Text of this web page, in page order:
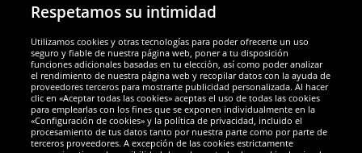
Socios y seguridad
Galardones
Respetamos su intimidad
Utilizamos cookies y otras tecnologías para poder ofrecerte un uso
seguro y fiable de nuestra página web, poner a tu disposición
funciones adicionales basadas en tu elección, así como poder analizar
el rendimiento de nuestra página web y recopilar datos con la ayuda de
proveedores terceros para mostrarte publicidad personalizada. Al hacer
clic en «Aceptar todas las cookies» aceptas el uso de todas las cookies
para emplearlas con los fines que se exponen individualmente en la
«Configuración de cookies» y la política de privacidad, incluido el
procesamiento de tus datos tanto por nuestra parte como por parte de
terceros proveedores. A excepción de las cookies estrictamente